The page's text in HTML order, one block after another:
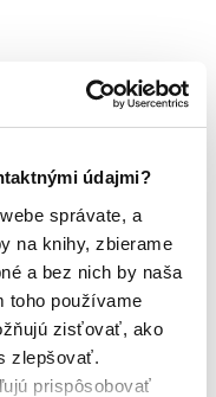
údajmi?
správate, a
na knihy, zbierame
a bez nich by naša
toho používame
zisťovať, ako
zlepšovať.
prispôsobovať
väzba